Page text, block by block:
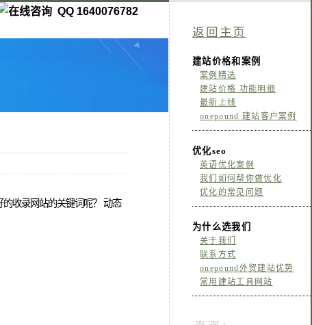
QQ 1640076782
收录网站的关键词呢？ 动态
返回主页
建站价格和案例
案例精选
建站价格 功能明细
最新上线
onepound 建站客户案例
优化seo
英语优化案例
我们如何帮你做优化
优化的常见问题
为什么选我们
关于我们
联系方式
onepound外贸建站优势
常用建站工具网站